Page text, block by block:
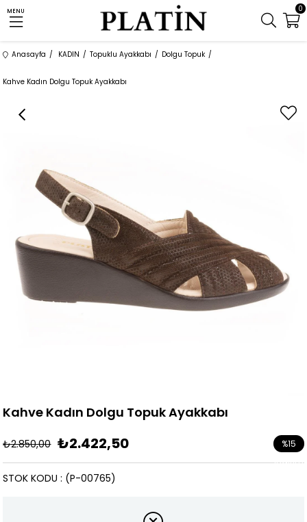
MENU 0
Anasayfa KADIN Topuklu Ayakkabı Dolgu Topuk
Kahve Kadın Dolgu Topuk Ayakkabı
Kahve Kadın Dolgu Topuk Ayakkabı
₺2.850,00 ₺2.422,50 %15
İndirim
(P-00765)
STOK KODU